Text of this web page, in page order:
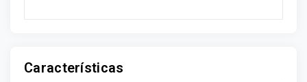
Características